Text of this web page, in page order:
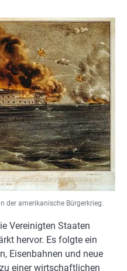
der amerikanische Bürgerkrieg.
Vereinigten Staaten
hervor. Es folgte ein
Eisenbahnen und neue
einer wirtschaftlichen